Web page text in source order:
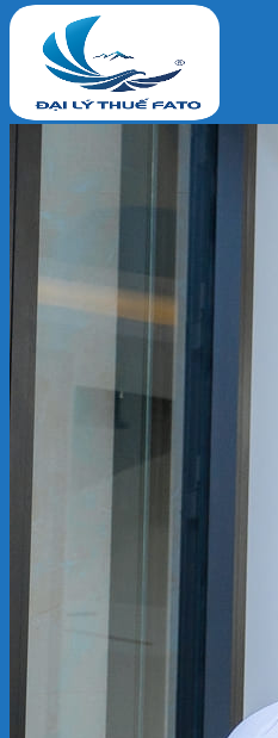
KẾ TOÁN – THUẾ
ĐẠI LÝ THUẾ
PHÁP LÝ DOANH NGHIỆP
Kiến thức chuyên ngành
KẾ TOÁN – TÀI CHÍNH
GIỚI THIỆU
CHÍNH SÁCH BẢO MẬT